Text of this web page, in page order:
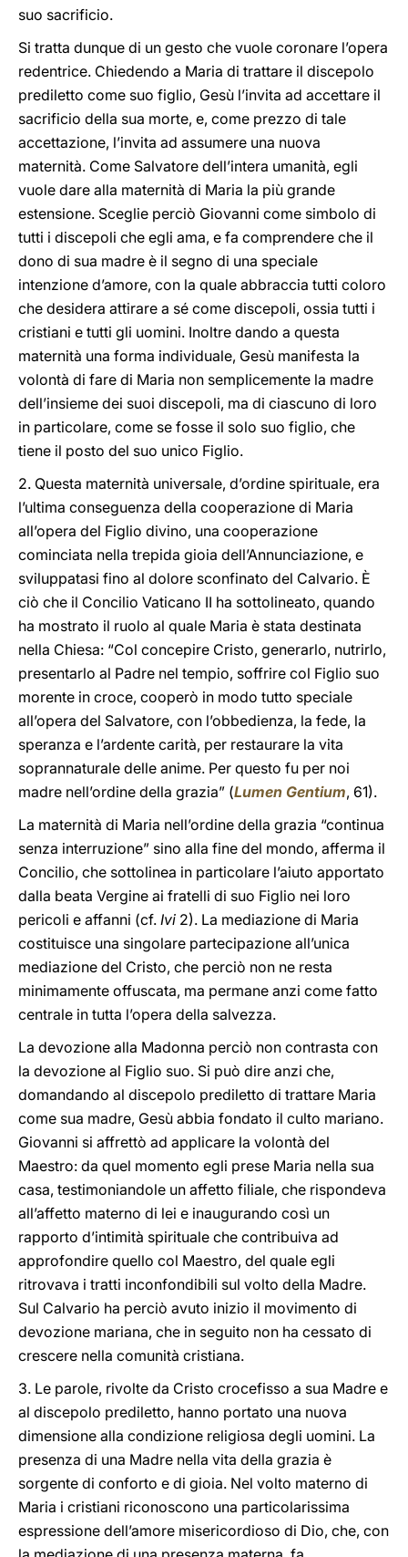
suo sacrificio.
Si tratta dunque di un gesto che vuole coronare l’opera
redentrice. Chiedendo a Maria di trattare il discepolo
prediletto come suo figlio, Gesù l’invita ad accettare il
sacrificio della sua morte, e, come prezzo di tale
accettazione, l’invita ad assumere una nuova
maternità. Come Salvatore dell’intera umanità, egli
vuole dare alla maternità di Maria la più grande
estensione. Sceglie perciò Giovanni come simbolo di
tutti i discepoli che egli ama, e fa comprendere che il
dono di sua madre è il segno di una speciale
intenzione d’amore, con la quale abbraccia tutti coloro
che desidera attirare a sé come discepoli, ossia tutti i
cristiani e tutti gli uomini. Inoltre dando a questa
maternità una forma individuale, Gesù manifesta la
volontà di fare di Maria non semplicemente la madre
dell’insieme dei suoi discepoli, ma di ciascuno di loro
in particolare, come se fosse il solo suo figlio, che
tiene il posto del suo unico Figlio.
2. Questa maternità universale, d’ordine spirituale, era
l’ultima conseguenza della cooperazione di Maria
all’opera del Figlio divino, una cooperazione
cominciata nella trepida gioia dell’Annunciazione, e
sviluppatasi fino al dolore sconfinato del Calvario. È
ciò che il Concilio Vaticano II ha sottolineato, quando
ha mostrato il ruolo al quale Maria è stata destinata
nella Chiesa: “Col concepire Cristo, generarlo, nutrirlo,
presentarlo al Padre nel tempio, soffrire col Figlio suo
morente in croce, cooperò in modo tutto speciale
all’opera del Salvatore, con l’obbedienza, la fede, la
speranza e l’ardente carità, per restaurare la vita
soprannaturale delle anime. Per questo fu per noi
madre nell’ordine della grazia” (Lumen Gentium, 61).
La maternità di Maria nell’ordine della grazia “continua
senza interruzione” sino alla fine del mondo, afferma il
Concilio, che sottolinea in particolare l’aiuto apportato
dalla beata Vergine ai fratelli di suo Figlio nei loro
pericoli e affanni (cf. Ivi 2). La mediazione di Maria
costituisce una singolare partecipazione all’unica
mediazione del Cristo, che perciò non ne resta
minimamente offuscata, ma permane anzi come fatto
centrale in tutta l’opera della salvezza.
La devozione alla Madonna perciò non contrasta con
la devozione al Figlio suo. Si può dire anzi che,
domandando al discepolo prediletto di trattare Maria
come sua madre, Gesù abbia fondato il culto mariano.
Giovanni si affrettò ad applicare la volontà del
Maestro: da quel momento egli prese Maria nella sua
casa, testimoniandole un affetto filiale, che rispondeva
all’affetto materno di lei e inaugurando così un
rapporto d’intimità spirituale che contribuiva ad
approfondire quello col Maestro, del quale egli
ritrovava i tratti inconfondibili sul volto della Madre.
Sul Calvario ha perciò avuto inizio il movimento di
devozione mariana, che in seguito non ha cessato di
crescere nella comunità cristiana.
3. Le parole, rivolte da Cristo crocefisso a sua Madre e
al discepolo prediletto, hanno portato una nuova
dimensione alla condizione religiosa degli uomini. La
presenza di una Madre nella vita della grazia è
sorgente di conforto e di gioia. Nel volto materno di
Maria i cristiani riconoscono una particolarissima
espressione dell’amore misericordioso di Dio, che, con